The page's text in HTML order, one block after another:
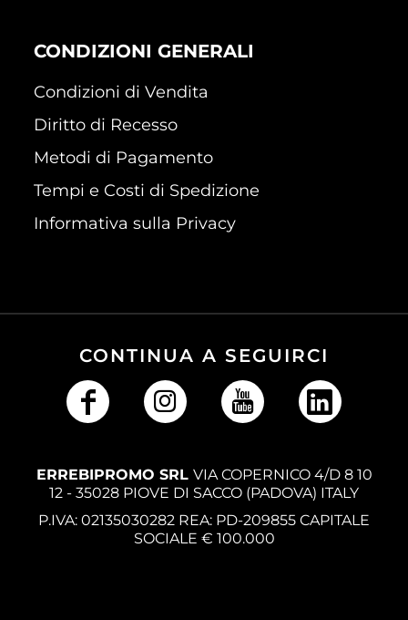
CONDIZIONI GENERALI
Condizioni di Vendita
Diritto di Recesso
Metodi di Pagamento
Tempi e Costi di Spedizione
Informativa sulla Privacy
CONTINUA A SEGUIRCI
ERREBIPROMO SRL VIA COPERNICO 4/D 8 10
12 - 35028 PIOVE DI SACCO (PADOVA) ITALY
P.IVA: 02135030282 REA: PD-209855 CAPITALE
SOCIALE € 100.000